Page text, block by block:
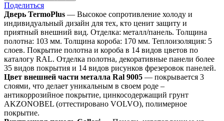
Поделиться
Дверь TermoPlus — Высокое сопротивление холоду и
индивидуальный дизайн для тех, кто ценит защиту и
приятный внешний вид. Отделка: металл/панель. Толщина
полотна: 103 мм. Толщина короба: 170 мм. Теплоизоляция: 5
слоев. Покрытие полотна и короба в 14 видов цветов по
каталогу RAL. Отделка полотна, декоративные панели более
35 видов покрытия и 14 видов рисунков фрезеровок панелей.
Цвет внешней части металла Ral 9005 — покрывается 3
слоями, что делает уникальным в своем роде –
антикоррозийное покрытие, цинкосодержащий грунт
AKZONOBEL (оттестировано VOLVO), полимерное
покрытие.